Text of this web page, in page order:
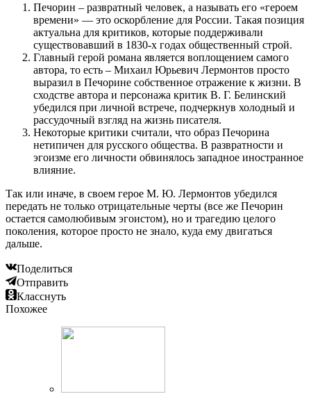
Печорин – развратный человек, а называть его «героем
времени» — это оскорбление для России. Такая позиция
актуальна для критиков, которые поддерживали
существовавший в 1830-х годах общественный строй.
Главный герой романа является воплощением самого
автора, то есть – Михаил Юрьевич Лермонтов просто
выразил в Печорине собственное отражение к жизни. В
сходстве автора и персонажа критик В. Г. Белинский
убедился при личной встрече, подчеркнув холодный и
рассудочный взгляд на жизнь писателя.
Некоторые критики считали, что образ Печорина
нетипичен для русского общества. В развратности и
эгоизме его личности обвинялось западное иностранное
влияние.
Так или иначе, в своем герое М. Ю. Лермонтов убедился
передать не только отрицательные черты (все же Печорин
остается самолюбивым эгоистом), но и трагедию целого
поколения, которое просто не знало, куда ему двигаться
дальше.
Поделиться
Отправить
Класснуть
Похожее